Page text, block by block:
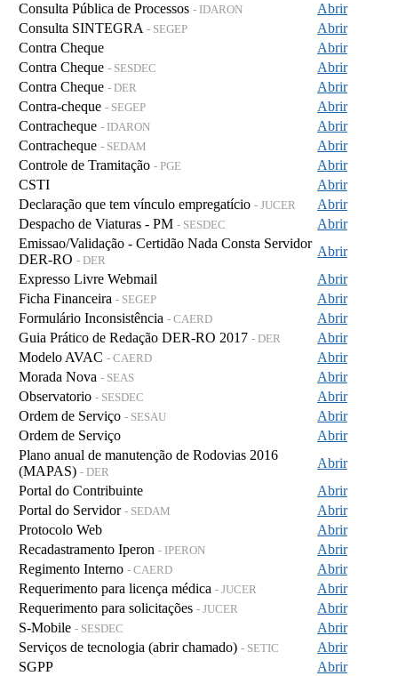
Consulta Pública de Processos - IDARON
Abrir
Consulta SINTEGRA - SEGEP
Abrir
Contra Cheque
Abrir
Contra Cheque - SESDEC
Abrir
Contra Cheque - DER
Abrir
Contra-cheque - SEGEP
Abrir
Contracheque - IDARON
Abrir
Contracheque - SEDAM
Abrir
Controle de Tramitação - PGE
Abrir
CSTI
Abrir
Declaração que tem vínculo empregatício - JUCER
Abrir
Despacho de Viaturas - PM - SESDEC
Abrir
Emissao/Validação - Certidão Nada Consta Servidor
DER-RO - DER
Abrir
Expresso Livre Webmail
Abrir
Ficha Financeira - SEGEP
Abrir
Formulário Inconsistência - CAERD
Abrir
Guia Prático de Redação DER-RO 2017 - DER
Abrir
Modelo AVAC - CAERD
Abrir
Morada Nova - SEAS
Abrir
Observatorio - SESDEC
Abrir
Ordem de Serviço - SESAU
Abrir
Ordem de Serviço
Abrir
Plano anual de manutenção de Rodovias 2016
(MAPAS) - DER
Abrir
Portal do Contribuinte
Abrir
Portal do Servidor - SEDAM
Abrir
Protocolo Web
Abrir
Recadastramento Iperon - IPERON
Abrir
Regimento Interno - CAERD
Abrir
Requerimento para licença médica - JUCER
Abrir
Requerimento para solicitações - JUCER
Abrir
S-Mobile - SESDEC
Abrir
Serviços de tecnologia (abrir chamado) - SETIC
Abrir
SGPP
Abrir